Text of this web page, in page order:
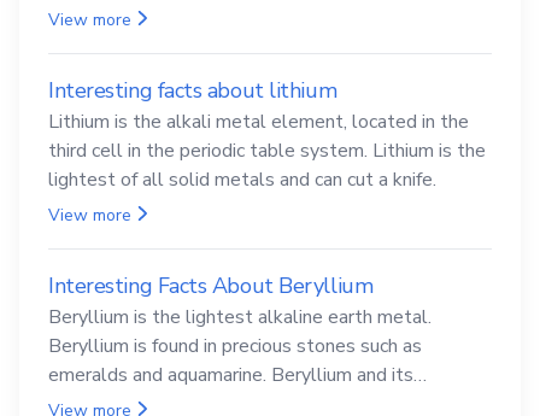
View more
Interesting facts about lithium
Lithium is the alkali metal element, located in the
third cell in the periodic table system. Lithium is the
lightest of all solid metals and can cut a knife.
View more
Interesting Facts About Beryllium
Beryllium is the lightest alkaline earth metal.
Beryllium is found in precious stones such as
emeralds and aquamarine. Beryllium and its
compounds are both carcinogenic.
View more